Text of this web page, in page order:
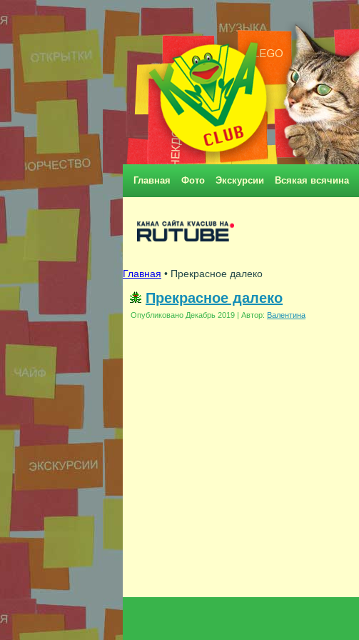
Главная Фото Экскурсии Всякая всячина
Главная • Прекрасное далеко
Прекрасное далеко
Опубликовано Декабрь 2019 | Автор: Валентина